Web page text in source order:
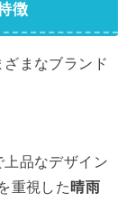
徴
まなブランド
品なデザイン
重視した 晴雨